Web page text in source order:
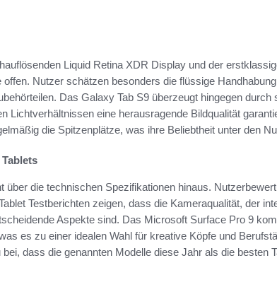
Liquid Retina XDR Display und der
Nutzer schätzen besonders die flüssige
Das Galaxy Tab S9 überzeugt hingegen durch
Lichtverhältnissen eine herausragende Bildqualität
die Spitzenplätze, was ihre Beliebtheit unter den
über die technischen Spezifikationen hinaus.
Testberichten zeigen, dass die Kameraqualität, der
Aspekte sind. Das Microsoft Surface Pro 9
es zu einer idealen Wahl für kreative Köpfe und
dass die genannten Modelle diese Jahr als die besten